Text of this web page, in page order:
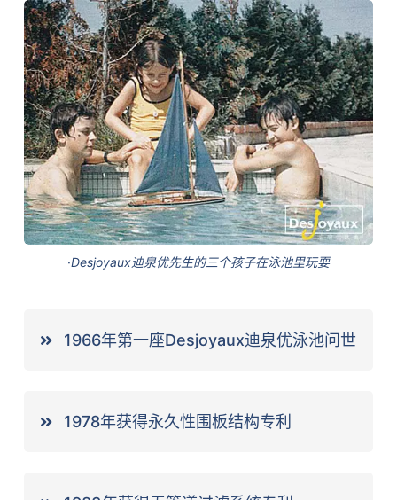
·Desjoyaux迪泉优先生的三个孩子在泳池里玩耍
1966年第一座Desjoyaux迪泉优泳池问世
1978年获得永久性围板结构专利